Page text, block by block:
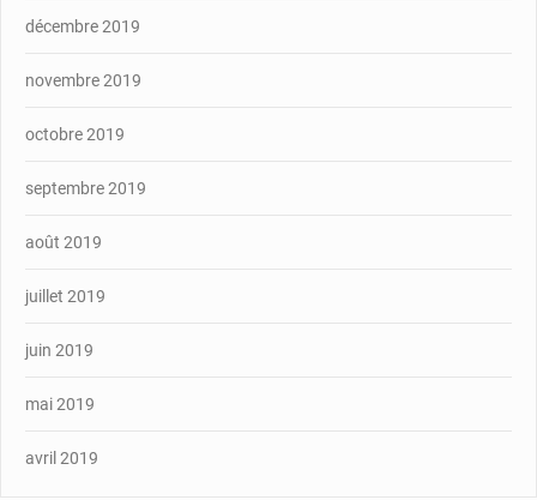
décembre 2019
novembre 2019
octobre 2019
septembre 2019
août 2019
juillet 2019
juin 2019
mai 2019
avril 2019